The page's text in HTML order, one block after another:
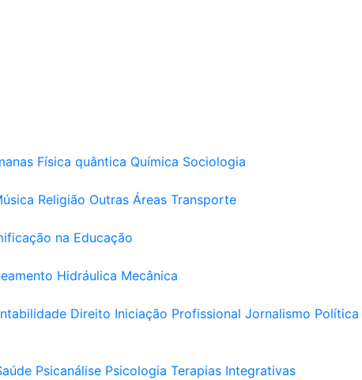
Física quântica Química Sociologia
Religião Outras Áreas Transporte
na Educação
Hidráulica Mecânica
Direito Iniciação Profissional Jornalismo Política
Psicanálise Psicologia Terapias Integrativas